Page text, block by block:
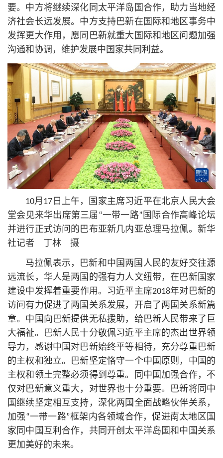
要。中方将继续深化同太平洋岛国合作，助力当地经
济社会长远发展。中方支持巴新在国际和地区事务中
发挥更大作用，愿同巴新就重大国际和地区问题加强
沟通和协调，维护发展中国家共同利益。
10月17日上午，国家主席习近平在北京人民大会
堂会见来华出席第三届“一带一路”国际合作高峰论坛
并进行正式访问的巴布亚新几内亚总理马拉佩。新华
社记者 丁林 摄
马拉佩表示，巴新和中国两国人民的友好交往源
远流长，华人是两国的强有力人文纽带，在巴新国家
建设中发挥着重要作用。习近平主席2018年对巴新的
访问有力促进了两国关系发展，开启了两国关系新篇
章。中国向巴新提供无私援助，给巴新人民带来了巨
大福祉。巴新人民十分敬佩习近平主席的杰出世界领
导力，感谢中国对巴新始终平等相待，充分尊重巴新
的主权和独立。巴新坚定恪守一个中国原则，中国的
主权和领土完整必须得到尊重。同中国加强合作，不
仅对巴新意义重大，对世界也十分重要。巴新将同中
国继续坚定相互支持，深化两国全面战略伙伴关系，
加强“一带一路”框架内各领域合作，促进南太地区国
家同中国互利合作，共同开创太平洋岛国和中国关系
更加美好的未来。